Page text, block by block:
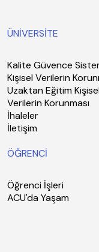
ÜNİVERSİTE
Kalite Güvence
Kişisel Verilerin
Uzaktan Eğitim Kişisel
Verilerin Korunması
İhaleler
İletişim
ÖĞRENCİ
Öğrenci İşleri
ACU'da Yaşam